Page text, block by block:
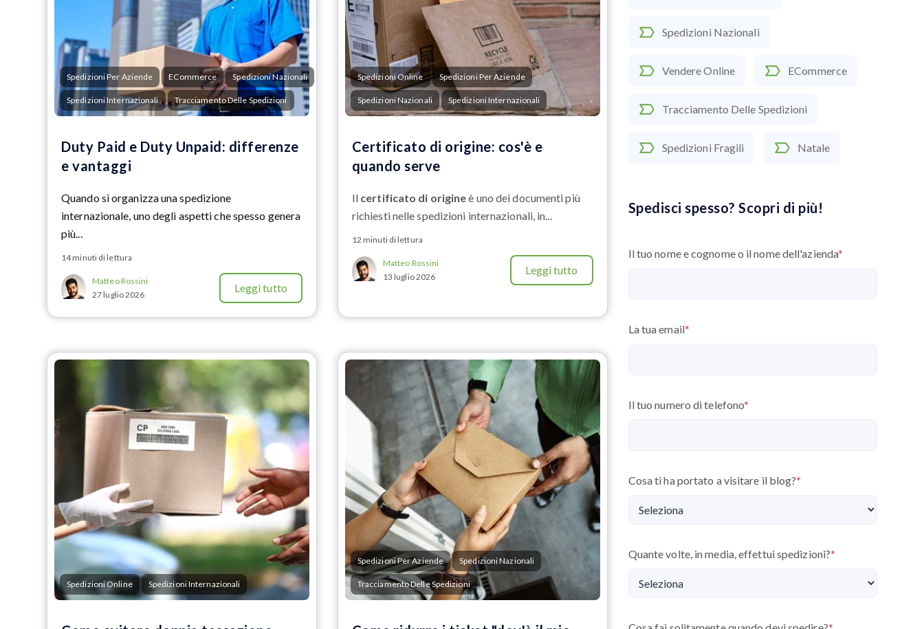
Spedizioni Nazionali
Vendere Online ECommerce
Tracciamento Delle Spedizioni
Spedizioni Fragili Natale
Spedisci spesso? Scopri di più!
Il tuo nome e cognome o il nome dell'azienda*
La tua email*
Il tuo numero di telefono*
Cosa ti ha portato a visitare il blog?*
Quante volte, in media, effettui spedizioni?*
Spedizioni Per Aziende ECommerce Spedizioni Nazionali
Spedizioni Internazionali Tracciamento Delle Spedizioni
Duty Paid e Duty Unpaid: differenze
e vantaggi
Quando si organizza una spedizione
internazionale, uno degli aspetti che spesso genera
più...
14 minuti di lettura
Matteo Rossini
27 luglio 2026
Leggi tutto
Spedizioni Online Spedizioni Per Aziende
Spedizioni Nazionali Spedizioni Internazionali
Certificato di origine: cos'è e
quando serve
Il certificato di origineè uno dei documenti più
richiesti nelle spedizioni internazionali, in...
12 minuti di lettura
Matteo Rossini
13 luglio 2026
Leggi tutto
Spedizioni Online Spedizioni Internazionali
Spedizioni Per Aziende Spedizioni Nazionali
Tracciamento Delle Spedizioni